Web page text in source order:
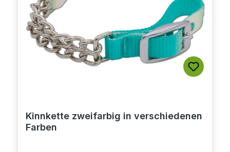
Kinnkette zweifarbig in verschiedenen
Farben